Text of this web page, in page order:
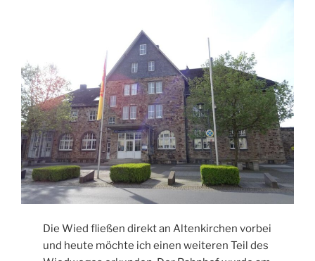
Die Wied fließen direkt an Altenkirchen vorbei
und heute möchte ich einen weiteren Teil des